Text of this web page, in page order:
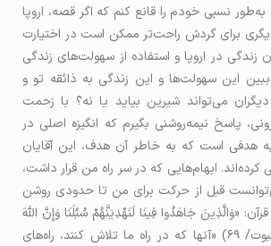
نسبی خودم را قانع کنم که اگر قصه، اروپا
برای گردش راحت‌تر ممکن است در اختیارت
زندگی در اروپا و استفاده از سهولت‌های زندگی
این سهولت‌ها و این زندگی به ذائقه تو و
می‌تواند شیرین بیاید یا نه؟ با زحمت
پاسخ نیمه‌روشنی بگیرم که انگیزه اصلی در
هدفی است که به خاطر آن هدف، این آقایان
کرده‌اند. ابهام‌هایی که در سر راه من قرار داشت،
قبل از حرکت برای من تا حدودی روشن
«وَالَّذِينَ جَاهَدُوا فِينَا لَنَهْدِيَنَّهُمْ سُبُلَنَا وَإِنَّ اللَّهَ
لَمَعَ الْمُحْسِنِينَ» (عنكبوت/ ۶۹) «آنها که در راه ما تلاش کنند، راه‌های